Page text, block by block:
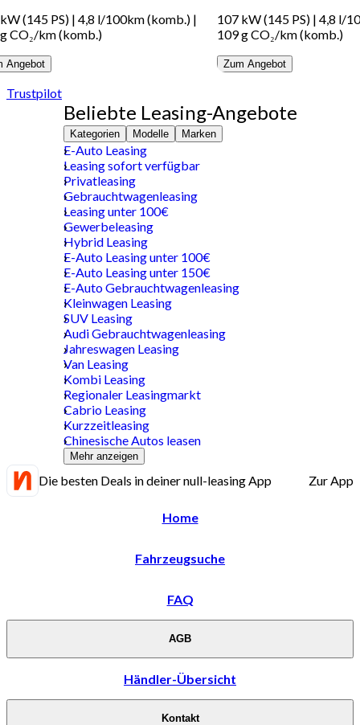
(145 PS) | 4,8 l/100km (komb.) |
CO₂/km (komb.)
Angebot
107 kW (145 PS) | 4,8 l/
109 g CO₂/km (komb.)
Zum Angebot
Trustpilot
Beliebte Leasing-Angebote
Kategorien Modelle Marken
E-Auto Leasing
Leasing sofort verfügbar
Privatleasing
Gebrauchtwagenleasing
Leasing unter 100€
Gewerbeleasing
Hybrid Leasing
E-Auto Leasing unter 100€
E-Auto Leasing unter 150€
E-Auto Gebrauchtwagenleasing
Kleinwagen Leasing
SUV Leasing
Audi Gebrauchtwagenleasing
Jahreswagen Leasing
Van Leasing
Kombi Leasing
Regionaler Leasingmarkt
Cabrio Leasing
Kurzzeitleasing
Chinesische Autos leasen
Mehr anzeigen
Die besten Deals in deiner null-leasing App Zur App
Home
Fahrzeugsuche
FAQ
AGB
Händler-Übersicht
Kontakt